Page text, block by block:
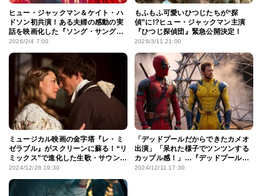
ヒュー・ジャックマン＆ケイト・ハ
ドソン初共演！ある夫婦の感動の実
話を映画化した『ソング・サング・
ブルー』公開決定
2026/2/4 7:00
もふもふ可愛いひつじたちが“探
偵”に!?ヒュー・ジャックマン主演
『ひつじ探偵団』緊急公開決定！
2026/3/11 21:00
ミュージカル映画の金字塔『レ・ミ
ゼラブル』がスクリーンに蘇る！“リ
ミックス”で進化した生歌・サウンド
の魅力とは
2024/12/28 19:30
「デッドプールだからできたカメオ
出演」「呆れた様子でツンツンする
カップル感！」…『デッドプール＆
ウルヴァリン』ファンを虜にする2
2024/12/11 17:30